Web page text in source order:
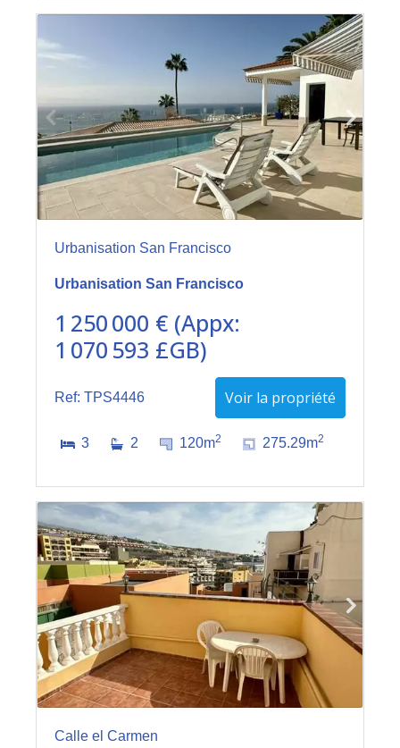
Urbanisation San Francisco
Urbanisation San Francisco
1 250 000 € (Appx:
1 070 593 £GB)
Ref: TPS4446 Voir la propriété
3 2 120m2 275.29m2
Calle el Carmen